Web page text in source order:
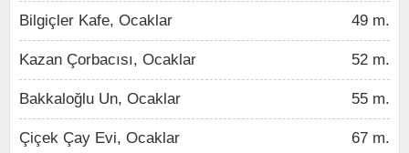
Bilgiçler Kafe, Ocaklar 49 m.
Kazan Çorbacısı, Ocaklar 52 m.
Bakkaloğlu Un, Ocaklar 55 m.
Çiçek Çay Evi, Ocaklar 67 m.